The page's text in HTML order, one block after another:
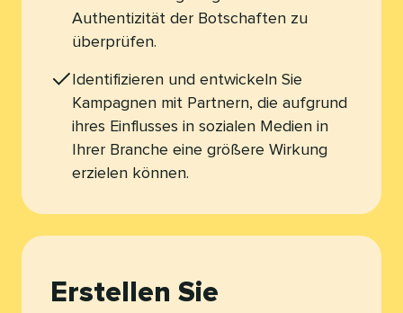
Authentizität der Botschaften zu
überprüfen.​​
Identifizieren und entwickeln Sie
Kampagnen mit Partnern, die aufgrund
ihres Einflusses in sozialen Medien in
Ihrer Branche eine größere Wirkung
erzielen können.​​
Erstellen Sie